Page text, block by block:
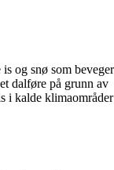
og snø som beveger
dalføre på grunn av
i kalde klimaområder